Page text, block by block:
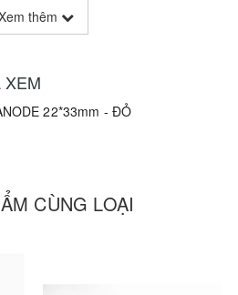
thêm
22*33mm - ĐỎ
CÙNG LOẠI